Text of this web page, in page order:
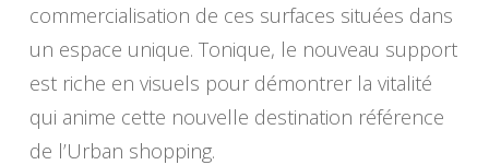
commercialisation de ces surfaces situées dans
un espace unique. Tonique, le nouveau support
est riche en visuels pour démontrer la vitalité
qui anime cette nouvelle destination référence
de l’Urban shopping.